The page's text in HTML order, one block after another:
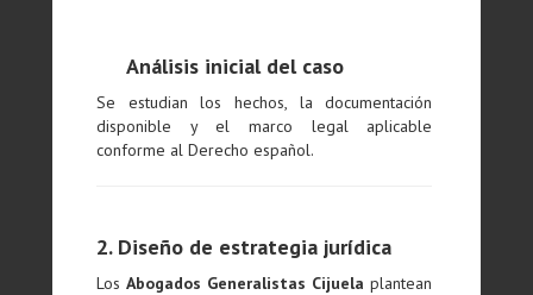
Análisis inicial del caso
Se estudian los hechos, la documentación
disponible y el marco legal aplicable
conforme al Derecho español.
2. Diseño de estrategia jurídica
LosAbogados Generalistas Cijuela plantean